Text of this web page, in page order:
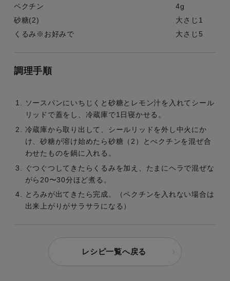
ペクチン
4g
砂糖(2)
大さじ1
くるみ※お好みで
大さじ5
調理手順
ソースパンにいちじくと砂糖とレモン汁を入れてシール
リッドで蓋をし、冷蔵庫で1日寝かせる。
冷蔵庫から取り出して、シールリッドを外し中火にか
け、砂糖が溶け始めたら砂糖（2）とぺクチンを混ぜ合
わせたものを鍋に入れる。
ぐつぐつしてきたらくるみを加え、たまにヘラで混ぜな
がら20〜30分ほど煮る。
とろみが出てきたら完成。（ペクチンを入れない場合は
出来上がりがサラサラになる）
レシピ一覧へ戻る